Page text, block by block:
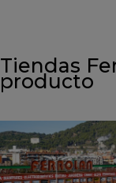
Tiendas
producto